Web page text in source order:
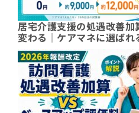
居宅介護支援の処遇改善
変わる｜ケアマネに選ばれ